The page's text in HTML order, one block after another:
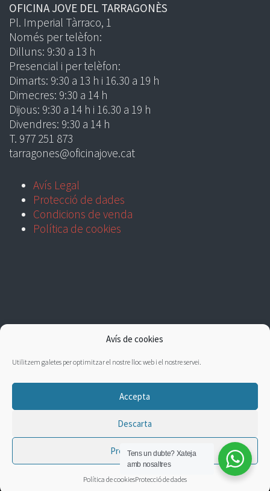
Avís de cookies
Utilitzem galetes per optimitzar el nostre lloc web i el nostre servei.
Accepta
Descarta
Preferències
Política de cookiesProtecció de dades
OFICINA JOVE DEL TARRAGONÈS
Pl. Imperial Tàrraco, 1
Només per telèfon:
Dilluns: 9:30 a 13 h
Presencial i per telèfon:
Dimarts: 9:30 a 13 h i 16.30 a 19 h
Dimecres: 9:30 a 14 h
Dijous: 9:30 a 14 h i 16.30 a 19 h
Divendres: 9:30 a 14 h
T. 977 251 873
tarragones@oficinajove.cat
Avís Legal
Protecció de dades
Condicions de venda
Política de cookies
Tens un dubte? Xateja
amb nosaltres